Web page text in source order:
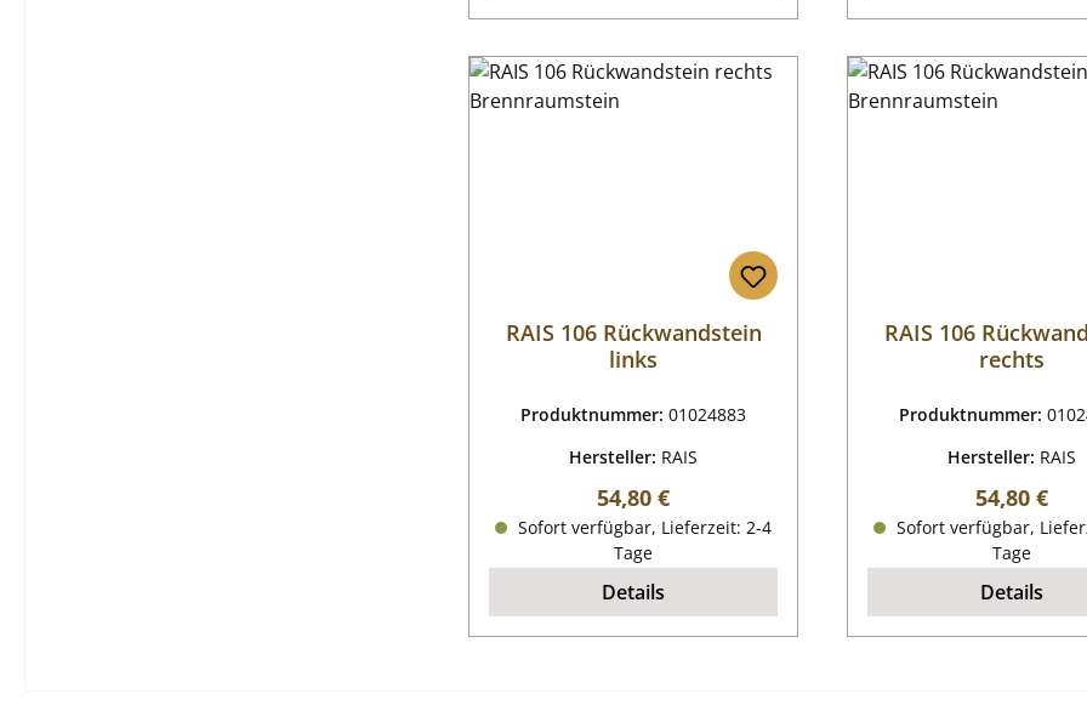
RAIS 106 Rückwandstein
links
Produktnummer:01024883
Hersteller: RAIS
Regulärer Preis:
54,80 €
Sofort verfügbar, Lieferzeit: 2-4
Tage
Details
RAIS 106
rechts
Produktnummer:
Hersteller: RAIS
Regulärer
54,80 €
Sofort verfügbar,
Tage
Details